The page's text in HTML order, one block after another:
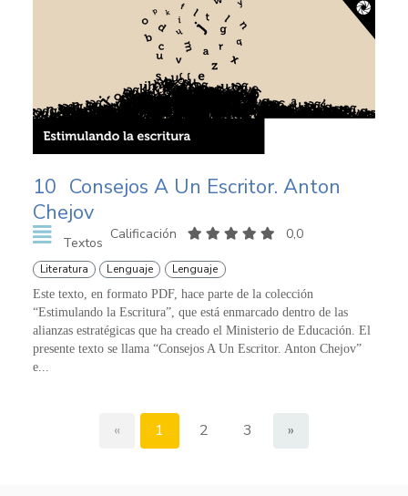
10 Consejos A Un Escritor. Anton
Chejov
Textos
Calificación 0,0
Literatura Lenguaje Lenguaje
Este texto, en formato PDF, hace parte de la colección
“Estimulando la Escritura”, que está enmarcado dentro de las
alianzas estratégicas que ha creado el Ministerio de Educación. El
presente texto se llama “Consejos A Un Escritor. Anton Chejov”
e...
« 1 2 3 »